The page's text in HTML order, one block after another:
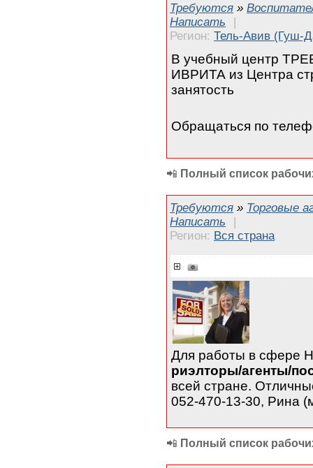
Требуются »
Написать
|
Регион: Тель-Авив (Гуш-
В учебный центр
ИВРИТА из Центра
занятость
Обращаться по
📲 Полный список
Требуются » Торговые
Написать
|
Регион: Вся страна
Для работы в
риэлторы/агенты/
всей стране.
052-470-13-30, Рина
📲 Полный список